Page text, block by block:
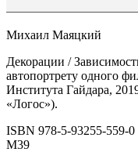
Михаил Маяцкий
Декорации /
автопортрету одного
Института Гайдара,
«Логос»).
ISBN 978-5-93255-559-0
М39